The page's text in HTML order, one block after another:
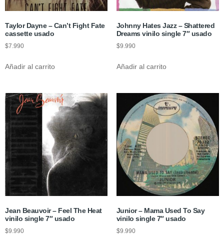
Taylor Dayne – Can’t Fight Fate
cassette usado
$7.990
Añadir al carrito
Johnny Hates Jazz – Shattered
Dreams vinilo single 7″ usado
$9.990
Añadir al carrito
Jean Beauvoir – Feel The Heat
vinilo single 7″ usado
$9.990
Junior – Mama Used To Say
vinilo single 7″ usado
$9.990